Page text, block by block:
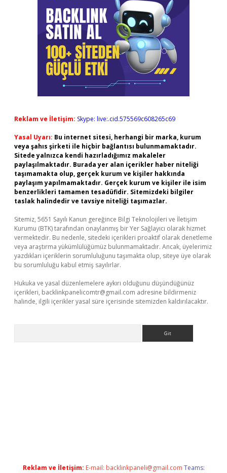
Reklam ve İletişim: Skype: live:.cid.575569c608265c69
Yasal Uyarı: Bu internet sitesi, herhangi bir marka, kurum
veya şahıs şirketi ile hiçbir bağlantısı bulunmamaktadır.
Sitede yalnızca kendi hazırladığımız makaleler
paylaşılmaktadır. Burada yer alan içerikler haber niteliği
taşımamakta olup, gerçek kurum ve kişiler hakkında
paylaşım yapılmamaktadır. Gerçek kurum ve kişiler ile isim
benzerlikleri tamamen tesadüfidir. Sitemizdeki bilgiler
taslak halindedir ve tavsiye niteliği taşımazlar.
Sitemiz, 5651 Sayılı Kanun gereğince Bilgi Teknolojileri ve İletişim
Kurumu (BTK) tarafından onaylanmış bir Yer Sağlayıcı olarak hizmet
vermektedir. Bu nedenle, sitedeki içerikleri proaktif olarak denetleme
veya araştırma yükümlülüğümüz bulunmamaktadır. Ancak, üyelerimiz
yazdıkları içeriklerin sorumluluğunu taşımakta olup, siteye üye olarak
bu sorumluluğu kabul etmiş sayılırlar.
Hukuka ve yasal düzenlemelere aykırı olduğunu düşündüğünüz
içerikleri, backlinkpanelicomtr@gmail.com adresine bildirmeniz
halinde, ilgili içerikler yasal süre içerisinde sitemizden kaldırılacaktır.
Reklam ve İletişim: E-mail: backlinkpaneli@gmail.com Teams: